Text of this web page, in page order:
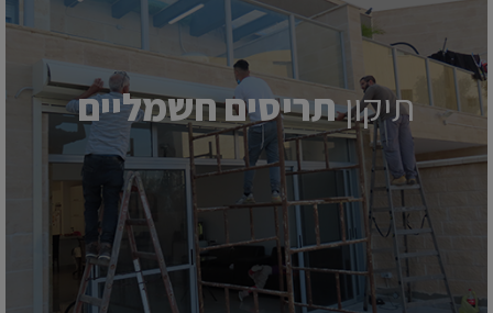
תיקוןתריסים חשמליים